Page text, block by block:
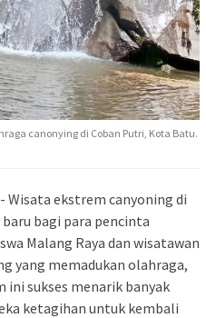
canonying di Coban Putri, Kota Batu.
Wisata ekstrem canyoning di
bagi para pencinta
Malang Raya dan wisatawan
yang memadukan olahraga,
ini sukses menarik banyak
ketagihan untuk kembali